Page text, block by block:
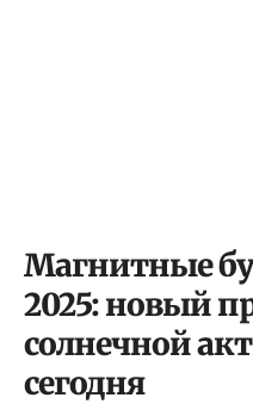
Магнитные
2025: новый
солнечной
сегодня